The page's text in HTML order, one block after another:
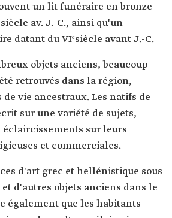
un lit funéraire en bronze
av. J.-C., ainsi qu'un
datant du VIᵉsiècle avant J.-C.
objets anciens, beaucoup
retrouvés dans la région,
vie ancestraux. Les natifs de
sur une variété de sujets,
sur leurs
et commerciales.
d'art grec et hellénistique sous
d'autres objets anciens dans le
également que les habitants